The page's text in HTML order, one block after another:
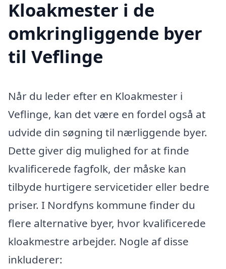
Kloakmester i de
omkringliggende byer
til Veflinge
Når du leder efter en Kloakmester i
Veflinge, kan det være en fordel også at
udvide din søgning til nærliggende byer.
Dette giver dig mulighed for at finde
kvalificerede fagfolk, der måske kan
tilbyde hurtigere servicetider eller bedre
priser. I Nordfyns kommune finder du
flere alternative byer, hvor kvalificerede
kloakmestre arbejder. Nogle af disse
inkluderer: